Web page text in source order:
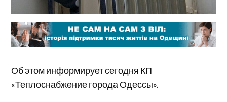
Об этом информирует сегодня КП
«Теплоснабжение города Одессы».